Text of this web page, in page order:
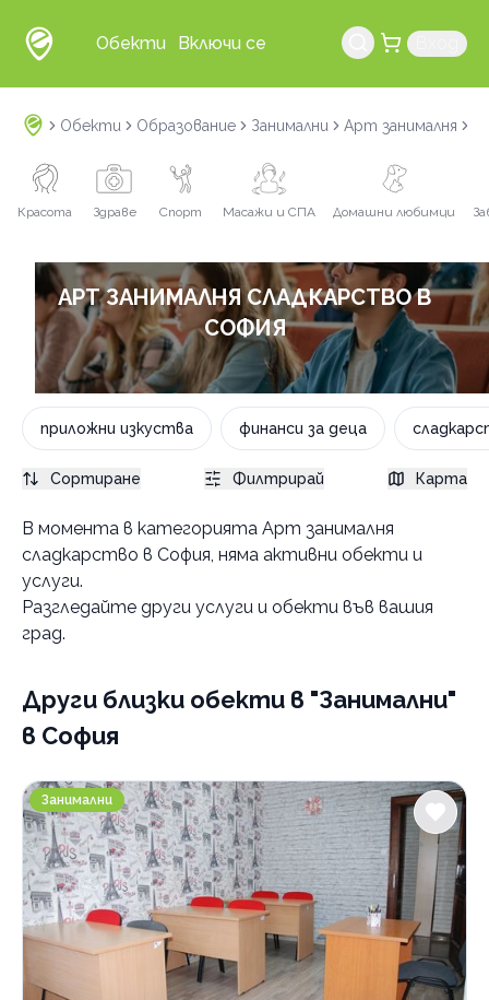
Обекти Включи се
Обекти Образование Занимални Арт занималня
Красота Здраве Спорт Масажи и СПА Домашни любимци
АРТ ЗАНИМАЛНЯ СЛАДКАРСТВО В
СОФИЯ
приложни изкуства финанси за деца
В момента в категорията Арт занималня
сладкарство в София, няма активни обекти и
услуги.
Разгледайте други услуги и обекти във вашия
град.
Други близки обекти в "Занимални"
в София
Занималня образователен център ИНТЕРАКАДЕМИ
Занимални
Сортиране Филтрирай Карта
Арт занималня
приложни изкуства
сладкарство
финанси за деца
полудневна
целодневна
Лятна занималня
полудневна
Ученическа занималня
Категории
Курсове и уроци
Семинари и обучения
Занимални
Образователни центрове
По домовете